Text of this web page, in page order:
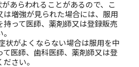
あらわれることがあるので、こ
は増強が見られた場合には、服用
持って医師、薬剤師又は登録販売
状がよくならない場合は服用を中
て医師、歯科医師、薬剤師又は登
さい。